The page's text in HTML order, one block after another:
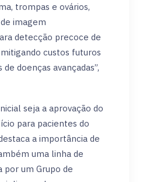
trompas e ovários,
imagem
detecção precoce de
custos futuros
doenças avançadas”,
seja a aprovação do
para pacientes do
a importância de
uma linha de
por um Grupo de